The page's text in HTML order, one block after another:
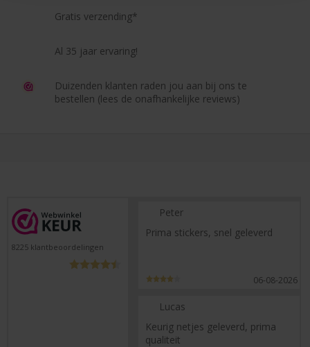
Gratis verzending*
Al 35 jaar ervaring!
Duizenden klanten raden jou aan bij ons te
bestellen (lees de onafhankelijke reviews)
8225 klantbeoordelingen
Peter
Prima stickers, snel geleverd
06-08-2026
Lucas
Keurig netjes geleverd, prima
qualiteit